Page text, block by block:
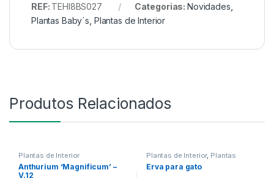
REF: TEHI8BS027 Categorias: Novidades
Plantas Baby´s Plantas de Interior
Produtos Relacionados
Plantas de Interior
Anthurium ‘Magnificum’ –
V.12
Plantas de Interior, Plantas
Exterior
Erva para gato